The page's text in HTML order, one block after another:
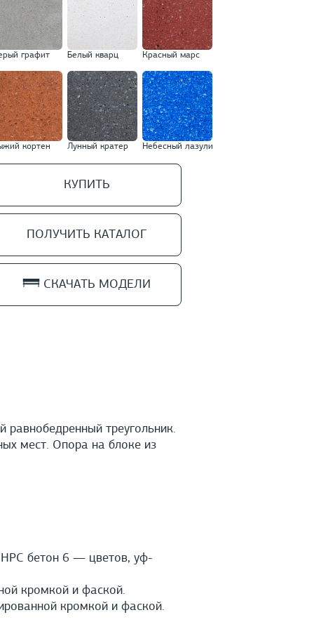
графит Белый кварц Красный марс
кортен Лунный кратер Небесный лазули
КУПИТЬ
ПОЛУЧИТЬ КАТАЛОГ
СКАЧАТЬ МОДЕЛИ
треугольник.
мест. Опора на блоке из
бетон 6 — цветов, уф-
кромкой и фаской.
кромкой и фаской.